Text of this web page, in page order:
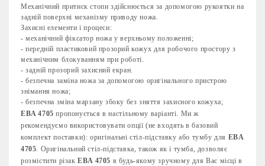
Механічний притиск стопи здійснюється за допомогою рукоятки на
задній поверхні механізму приводу ножа.
Захисні елементи і процеси:
- механічний фіксатор ножа у верхньому положенні;
- передній пластиковий прозорий кожух для робочого простору з
механічним блокуванням при роботі.
- задній прозорий захисний екран.
- безпечна заміна ножа за допомогою оригінального пристрою
знімання ножа;
- безпечна зміна марзану збоку без зняття захисного кожуха;
EBA 4705 пропонується в настільному варіанті. Ми ж
рекомендуємо використовувати опції (не входять в базовий
комплект поставки): оригінальні стіл-підставку або тумбу для EBA
4705 . Оригінальний стіл-підставка, також як і тумба, дозволяє
розмістити різакEBA 4705 в будь-якому зручному для Вас місці в